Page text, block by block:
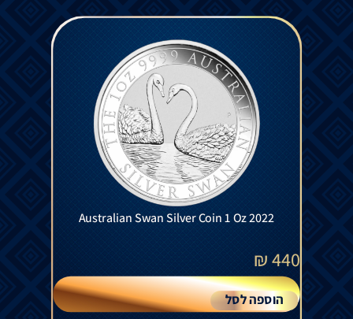
Australian Swan Silver Coin 1 Oz 2022
440
₪
הוספה לסל